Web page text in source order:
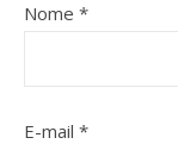
Nome *
E-mail *